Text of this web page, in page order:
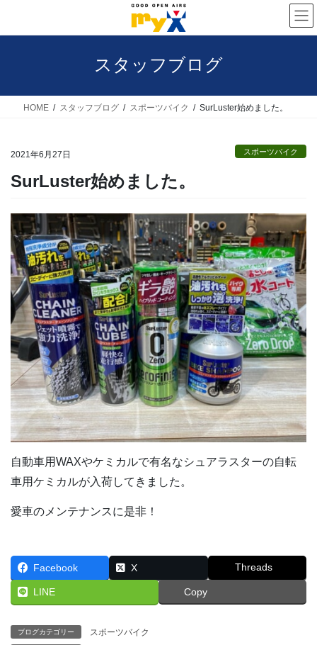
スタッフブログ
HOME スタッフブログ スポーツバイク SurLuster始めました。
2021年6月27日 スポーツバイク
SurLuster始めました。
自動車用WAXやケミカルで有名なシュアラスターの自転
車用ケミカルが入荷してきました。
愛車のメンテナンスに是非！
Facebook X Threads
LINE Copy
ブログカテゴリー スポーツバイク